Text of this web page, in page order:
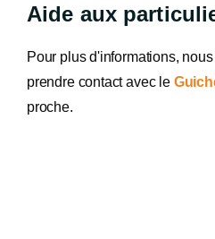
Aide aux
Pour plus d'informations,
prendre contact avec le
proche.